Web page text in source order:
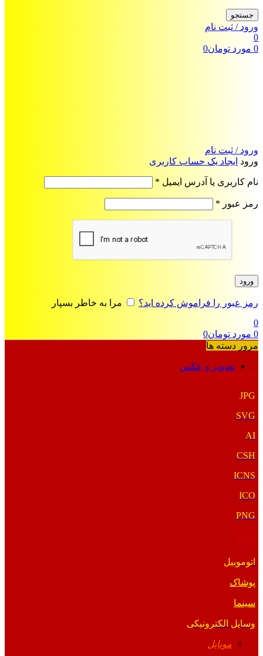
جستجو
ورود / ثبت نام
0
0 مورد تومان0
ورود / ثبت نام
ورود ایجاد یک حساب کاربری
نام کاربری یا آدرس ایمیل *
رمز عبور *
ورود
رمز عبور را فراموش کرده اید؟
مرا به خاطر بسپار
0
0 مورد تومان0
مرور دسته ها
تصویر و عکس
فرمت‌های خاص
JPG
SVG
AI
CSH
ICNS
ICO
PNG
اتوموبیل
پوشاک
سینما
وسایل الکترونیکی
موبایل